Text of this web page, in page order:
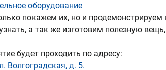
оборудование
покажем их, но и продемонстрируем
а так же изготовим полезную
будет проходить по адресу:
Волгоградская, д. 5.